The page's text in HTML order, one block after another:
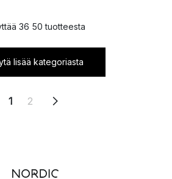
36 50 tuotteesta
lisää kategoriasta
1 2